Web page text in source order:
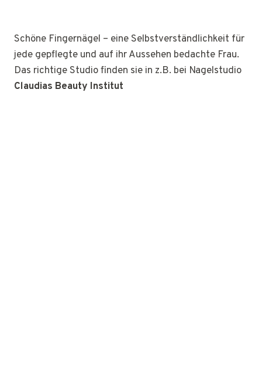
Schöne Fingernägel – eine Selbstverständlichkeit für
jede gepflegte und auf ihr Aussehen bedachte Frau.
Das richtige Studio finden sie in z.B. bei Nagelstudio
Claudias Beauty Institut